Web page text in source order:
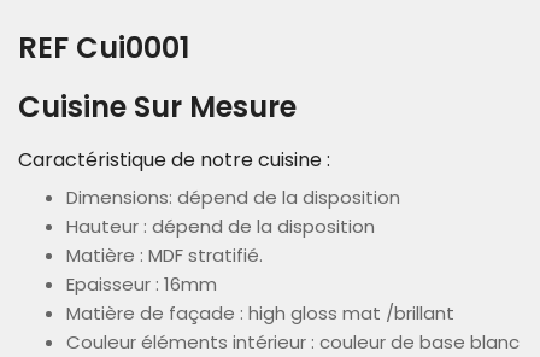
REF Cui0001
Cuisine Sur Mesure
Caractéristique de notre cuisine :
Dimensions: dépend de la disposition
Hauteur : dépend de la disposition
Matière : MDF stratifié.
Epaisseur : 16mm
Matière de façade : high gloss mat /brillant
Couleur éléments intérieur : couleur de base blanc